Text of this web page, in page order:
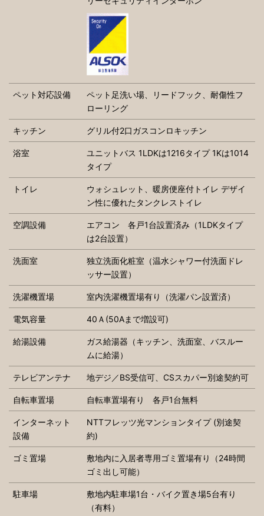
ペット対応設備
ペット足洗い場、リードフック、耐傷性フ
ローリング
キッチン グリル付2口ガスコンロキッチン
浴室
ユニットバス 1LDKは1216タイプ 1Kは1014
タイプ
トイレ
ウォシュレット、暖房便座付トイレ デザイ
ン性に優れたタンクレストイレ
空調設備
エアコン 各戸1台設置済み（1LDKタイプ
は2台設置）
洗面室
独立洗面化粧室（温水シャワー付洗面ドレ
ッサー設置）
洗濯機置場 室内洗濯機置場有り（洗濯パン設置済）
電気容量 40Ａ(50Aまで増設可)
給湯設備
ガス給湯器（キッチン、洗面室、バスルー
ムに給湯）
テレビアンテナ 地デジ／BS受信可、CSスカパー別途契約可
自転車置場 自転車置場有り 各戸1台無料
インターネット
設備
NTTフレッツ光マンションタイプ (別途契
約)
ゴミ置場
敷地内に入居者専用ゴミ置場有り（24時間
ゴミ出し可能）
駐車場
敷地内駐車場1台・バイク置き場5台有り
（有料）